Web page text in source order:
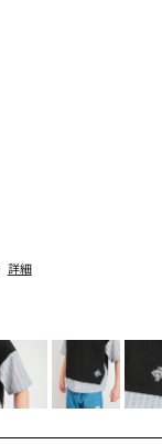
詳細